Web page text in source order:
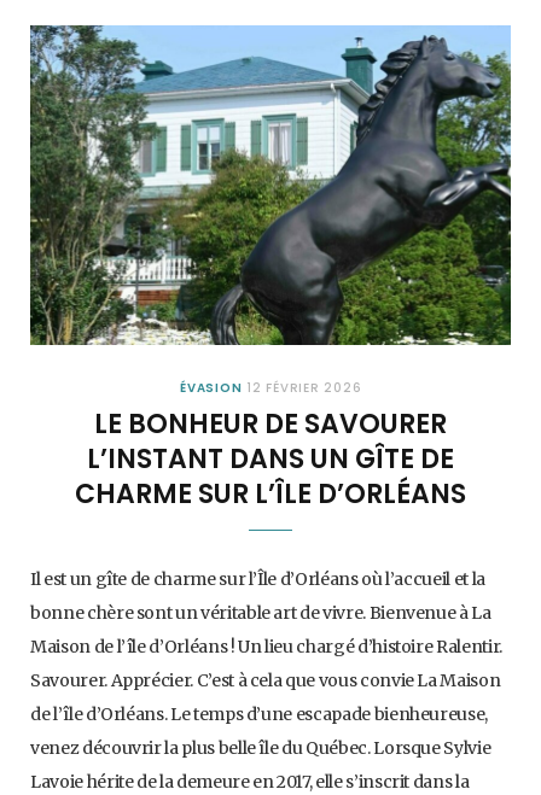
ÉVASION 12 FÉVRIER 2026
LE BONHEUR DE SAVOURER
L’INSTANT DANS UN GÎTE DE
CHARME SUR L’ÎLE D’ORLÉANS
Il est un gîte de charme sur l’Île d’Orléans où l’accueil et la
bonne chère sont un véritable art de vivre. Bienvenue à La
Maison de l’île d’Orléans ! Un lieu chargé d’histoire Ralentir.
Savourer. Apprécier. C’est à cela que vous convie La Maison
de l’île d’Orléans. Le temps d’une escapade bienheureuse,
venez découvrir la plus belle île du Québec. Lorsque Sylvie
Lavoie hérite de la demeure en 2017, elle s’inscrit dans la